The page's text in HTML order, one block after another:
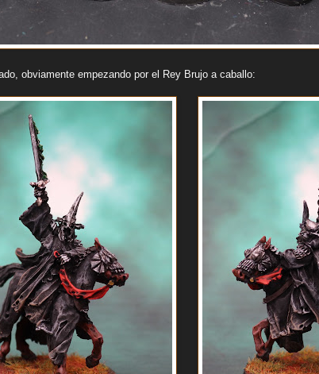
obviamente empezando por el Rey Brujo a caballo: